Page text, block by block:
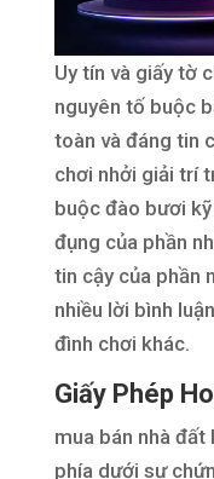
Uy tín và giấy tờ
nguyên tố buộc
toàn và đáng tin
chơi nhởi giải trí
buộc đào bươi
đụng của phần
tin cậy của phần
nhiều lời bình
đình chơi khác.
Giấy Phép
mua bán nhà đất
phía dưới sự